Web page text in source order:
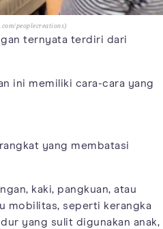
peoplecreations)
ternyata terdiri dari
ini memiliki cara-cara yang
yang membatasi
kaki, pangkuan, atau
mobilitas, seperti kerangka
yang sulit digunakan anak,